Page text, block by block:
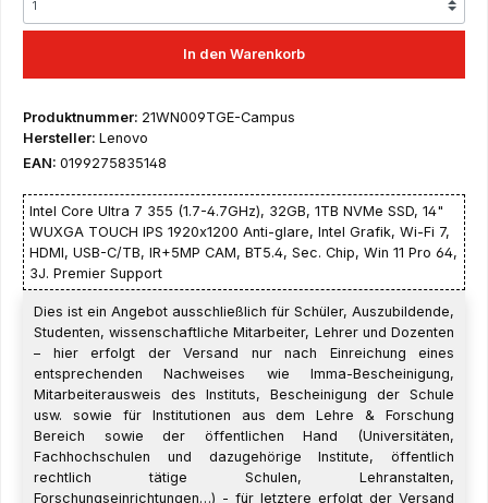
In den Warenkorb
Produktnummer: 21WN009TGE-Campus
Hersteller: Lenovo
EAN: 0199275835148
Intel Core Ultra 7 355 (1.7-4.7GHz), 32GB, 1TB NVMe SSD, 14"
WUXGA TOUCH IPS 1920x1200 Anti-glare, Intel Grafik, Wi-Fi 7,
HDMI, USB-C/TB, IR+5MP CAM, BT5.4, Sec. Chip, Win 11 Pro 64,
3J. Premier Support
Dies ist ein Angebot ausschließlich für Schüler, Auszubildende,
Studenten, wissenschaftliche Mitarbeiter, Lehrer und Dozenten
– hier erfolgt der Versand nur nach Einreichung eines
entsprechenden Nachweises wie Imma-Bescheinigung,
Mitarbeiterausweis des Instituts, Bescheinigung der Schule
usw. sowie für Institutionen aus dem Lehre & Forschung
Bereich sowie der öffentlichen Hand (Universitäten,
Fachhochschulen und dazugehörige Institute, öffentlich
rechtlich tätige Schulen, Lehranstalten,
Forschungseinrichtungen…) - für letztere erfolgt der Versand